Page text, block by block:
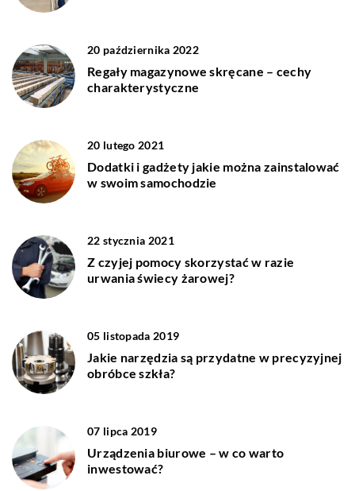
20 października 2022
Regały magazynowe skręcane – cechy
charakterystyczne
20 lutego 2021
Dodatki i gadżety jakie można zainstalować
w swoim samochodzie
22 stycznia 2021
Z czyjej pomocy skorzystać w razie
urwania świecy żarowej?
05 listopada 2019
Jakie narzędzia są przydatne w precyzyjnej
obróbce szkła?
07 lipca 2019
Urządzenia biurowe – w co warto
inwestować?